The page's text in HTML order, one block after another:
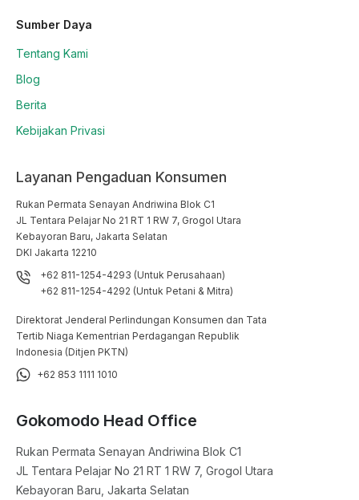
Sumber Daya
Tentang Kami
Blog
Berita
Kebijakan Privasi
Layanan Pengaduan Konsumen
Rukan Permata Senayan Andriwina Blok C1
JL Tentara Pelajar No 21 RT 1 RW 7, Grogol Utara
Kebayoran Baru, Jakarta Selatan
DKI Jakarta 12210
+62 811-1254-4293 (Untuk Perusahaan)
+62 811-1254-4292 (Untuk Petani & Mitra)
Direktorat Jenderal Perlindungan Konsumen dan Tata
Tertib Niaga Kementrian Perdagangan Republik
Indonesia (Ditjen PKTN)
+62 853 1111 1010
Gokomodo Head Office
Rukan Permata Senayan Andriwina Blok C1
JL Tentara Pelajar No 21 RT 1 RW 7, Grogol Utara
Kebayoran Baru, Jakarta Selatan